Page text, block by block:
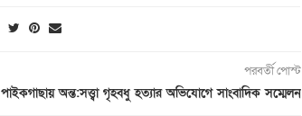
পরবর্তী পোস্ট
পাইকগাছায় অন্ত:সত্ত্বা গৃহবধু হত্যার অভিযোগে সাংবাদিক সম্মেলন